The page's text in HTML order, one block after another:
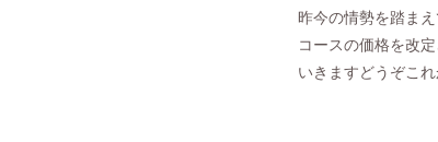
昨今の情勢を踏ま
コースの価格を改
いきますどうぞこ